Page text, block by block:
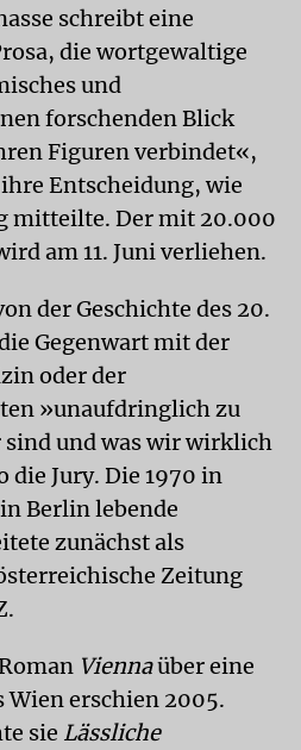
schreibt eine
die wortgewaltige
und
forschenden Blick
Figuren verbindet«,
Entscheidung, wie
mitteilte. Der mit 20.000
am 11. Juni verliehen.
der Geschichte des 20.
Gegenwart mit der
oder der
»unaufdringlich zu
sind und was wir wirklich
die Jury. Die 1970 in
Berlin lebende
zunächst als
Zeitung
Viennaüber eine
Wien erschien 2005.
sie Lässliche